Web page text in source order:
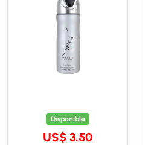
Disponible
US$ 3.50